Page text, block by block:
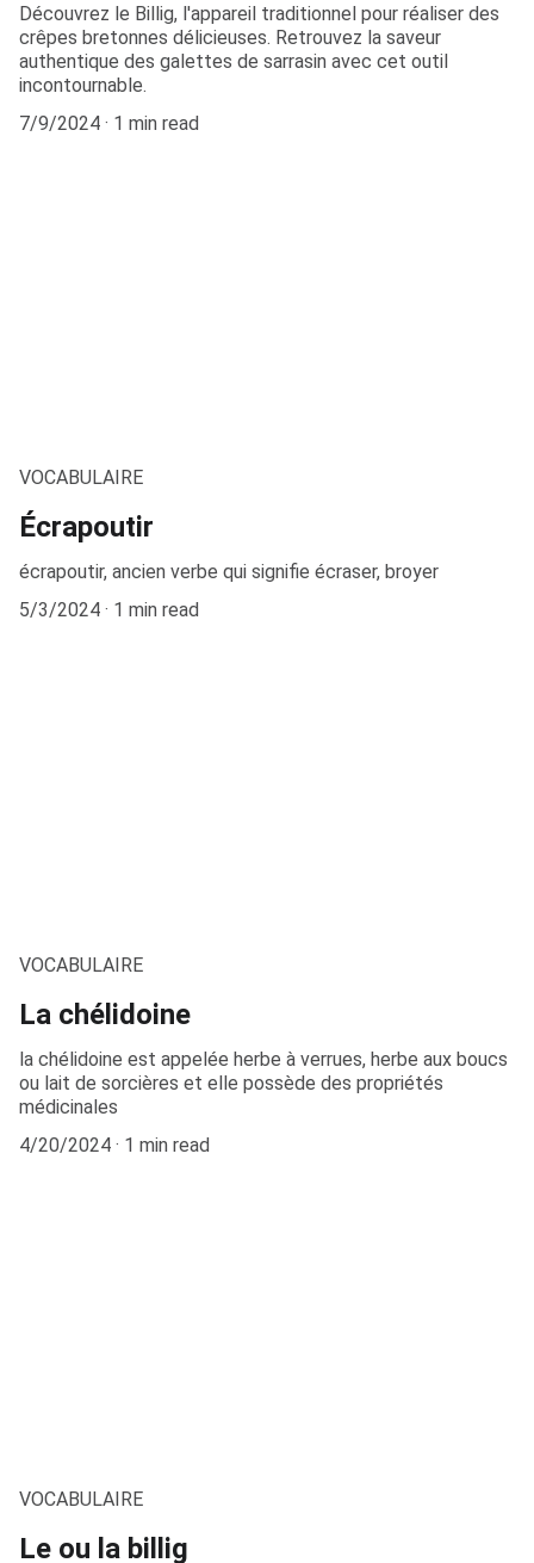
Découvrez le Billig, l'appareil traditionnel pour réaliser des
crêpes bretonnes délicieuses. Retrouvez la saveur
authentique des galettes de sarrasin avec cet outil
incontournable.
7/9/2024
1 min read
VOCABULAIRE
Écrapoutir
écrapoutir, ancien verbe qui signifie écraser, broyer
5/3/2024
1 min read
VOCABULAIRE
La chélidoine
la chélidoine est appelée herbe à verrues, herbe aux boucs
ou lait de sorcières et elle possède des propriétés
médicinales
4/20/2024
1 min read
VOCABULAIRE
Le ou la billig